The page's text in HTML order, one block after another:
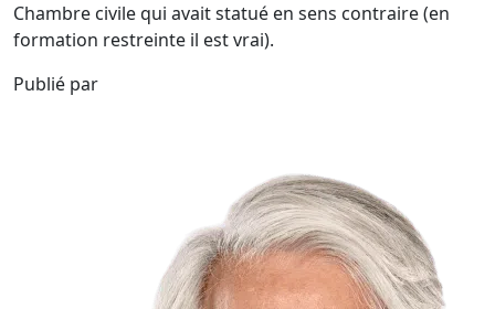
Chambre civile qui avait statué en sens contraire (en
formation restreinte il est vrai).
Publié par